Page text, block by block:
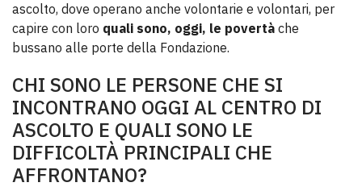
ascolto, dove operano anche volontarie e volontari, per
capire con loro quali sono, oggi, le povertà che
bussano alle porte della Fondazione.
CHI SONO LE PERSONE CHE SI
INCONTRANO OGGI AL CENTRO DI
ASCOLTO E QUALI SONO LE
DIFFICOLTÀ PRINCIPALI CHE
AFFRONTANO?